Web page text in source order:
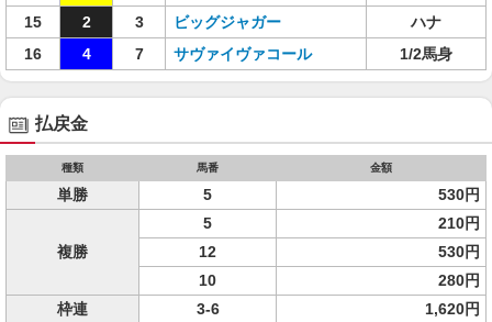
15
2 3 ビッグジャガー
ハナ
16
4 7 サヴァイヴァコール 1/2馬身
払戻金
種類 馬番 金額
単勝 5 530円
複勝
5
210円
12
530円
10
280円
枠連
3-6
1,620円